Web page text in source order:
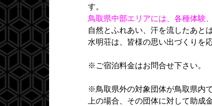
す。
鳥取県中部エリアには、各種体験
自然とふれあい、汗を流したあと
水明荘は、皆様の思い出づくりを
※ご宿泊料金はお問合せ下さい。
※鳥取県外の対象団体が鳥取県内
上の場合、その団体に対して助成